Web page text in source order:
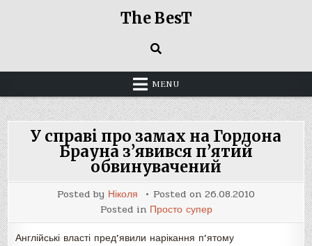
The BesT
MENU
У справі про замах на Гордона
Брауна з’явився п’ятий
обвинувачений
Posted by Ніколя Posted on 26.08.2010
Posted in Просто супер
Англійські власті пред’явили нарікання п’ятому